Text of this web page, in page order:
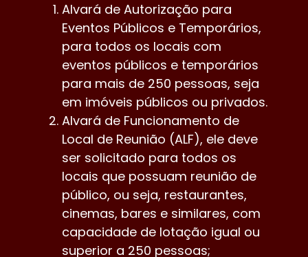
Alvará de Autorização para
Eventos Públicos e Temporários,
para todos os locais com
eventos públicos e temporários
para mais de 250 pessoas, seja
em imóveis públicos ou privados.
Alvará de Funcionamento de
Local de Reunião (ALF), ele deve
ser solicitado para todos os
locais que possuam reunião de
público, ou seja, restaurantes,
cinemas, bares e similares, com
capacidade de lotação igual ou
superior a 250 pessoas;